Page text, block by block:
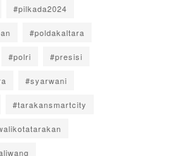
#pilkada2024
#poldakaltara
#polri #presisi
#syarwani
#tarakansmartcity